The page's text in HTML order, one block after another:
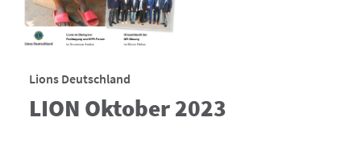
Lions Deutschland
LION Oktober 2023